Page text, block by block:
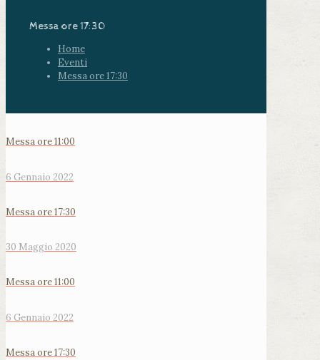
Messa ore 17:30
Home
Eventi
Messa ore 17:30
Messa ore 11:00
6 Gennaio 2022
Messa ore 17:30
30 Maggio 2020
Messa ore 11:00
6 Gennaio 2022
Messa ore 17:30